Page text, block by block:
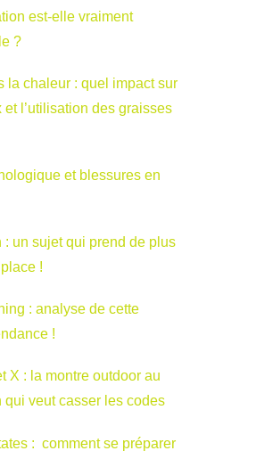
est-elle vraiment
?
la chaleur : quel impact sur
et l’utilisation des graisses
et blessures en
: un sujet qui prend de plus
!
: analyse de cette
!
X : la montre outdoor au
qui veut casser les codes
: comment se préparer